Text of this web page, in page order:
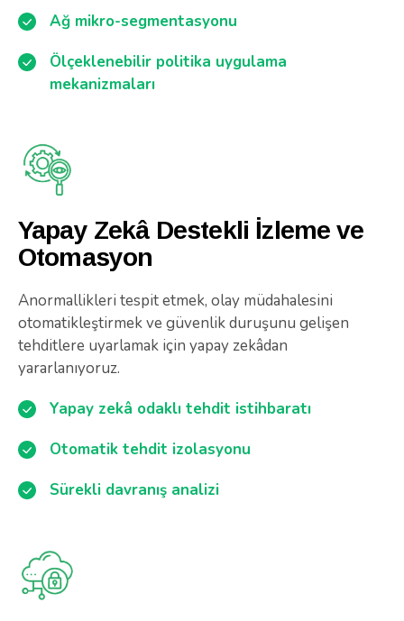
Ağ mikro-segmentasyonu
Ölçeklenebilir politika uygulama
mekanizmaları
Yapay Zekâ Destekli İzleme ve
Otomasyon
Anormallikleri tespit etmek, olay müdahalesini
otomatikleştirmek ve güvenlik duruşunu gelişen
tehditlere uyarlamak için yapay zekâdan
yararlanıyoruz.
Yapay zekâ odaklı tehdit istihbaratı
Otomatik tehdit izolasyonu
Sürekli davranış analizi